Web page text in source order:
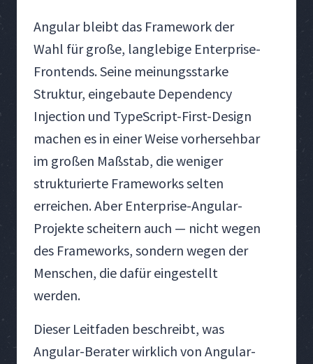
Angular bleibt das Framework der
Wahl für große, langlebige Enterprise-
Frontends. Seine meinungsstarke
Struktur, eingebaute Dependency
Injection und TypeScript-First-Design
machen es in einer Weise vorhersehbar
im großen Maßstab, die weniger
strukturierte Frameworks selten
erreichen. Aber Enterprise-Angular-
Projekte scheitern auch — nicht wegen
des Frameworks, sondern wegen der
Menschen, die dafür eingestellt
werden.
Dieser Leitfaden beschreibt, was
Angular-Berater wirklich von Angular-